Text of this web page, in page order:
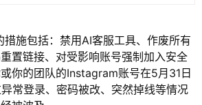
施包括：禁用AI客服工具、作废所有
置链接、对受影响账号强制加入安全
你的团队的Instagram账号在5月31日
常登录、密码被改、突然掉线等情况